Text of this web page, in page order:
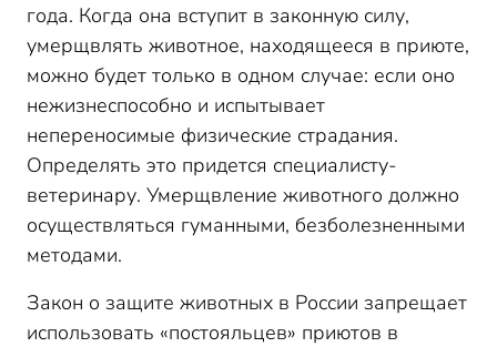
года. Когда она вступит в законную силу,
умерщвлять животное, находящееся в приюте,
можно будет только в одном случае: если оно
нежизнеспособно и испытывает
непереносимые физические страдания.
Определять это придется специалисту-
ветеринару. Умерщвление животного должно
осуществляться гуманными, безболезненными
методами.
Закон о защите животных в России запрещает
использовать «постояльцев» приютов в